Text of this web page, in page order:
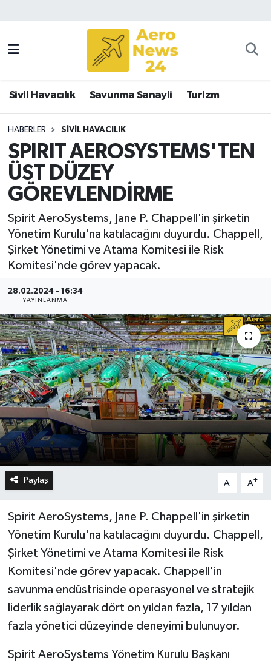
Sivil Havacılık Savunma Sanayii Turizm
HABERLER SIVIL HAVACILIK
SPIRIT AEROSYSTEMS'TEN
ÜST DÜZEY
GÖREVLENDİRME
Spirit AeroSystems, Jane P. Chappell'in şirketin
Yönetim Kurulu'na katılacağını duyurdu. Chappell,
Şirket Yönetimi ve Atama Komitesi ile Risk
Komitesi'nde görev yapacak.
28.02.2024 - 16:34
YAYINLANMA
Paylaş A- A+
Spirit AeroSystems, Jane P. Chappell'in şirketin
Yönetim Kurulu'na katılacağını duyurdu. Chappell,
Şirket Yönetimi ve Atama Komitesi ile Risk
Komitesi'nde görev yapacak. Chappell'in
savunma endüstrisinde operasyonel ve stratejik
liderlik sağlayarak dört on yıldan fazla, 17 yıldan
fazla yönetici düzeyinde deneyimi bulunuyor.
Spirit AeroSystems Yönetim Kurulu Başkanı